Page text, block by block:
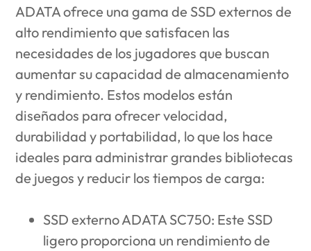
ADATA ofrece una gama de SSD externos de
alto rendimiento que satisfacen las
necesidades de los jugadores que buscan
aumentar su capacidad de almacenamiento
y rendimiento. Estos modelos están
diseñados para ofrecer velocidad,
durabilidad y portabilidad, lo que los hace
ideales para administrar grandes bibliotecas
de juegos y reducir los tiempos de carga:
SSD externo ADATA SC750: Este SSD
ligero proporciona un rendimiento de